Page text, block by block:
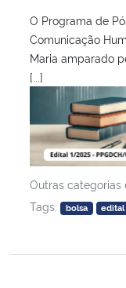
O Programa de
Comunicação
Maria amparado
[...]
Outras categorias
Tags:
bolsa edital